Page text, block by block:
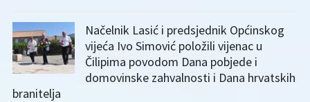
Načelnik Lasić i predsjednik Općinskog
vijeća Ivo Simović položili vijenac u
Čilipima povodom Dana pobjede i
domovinske zahvalnosti i Dana hrvatskih
branitelja